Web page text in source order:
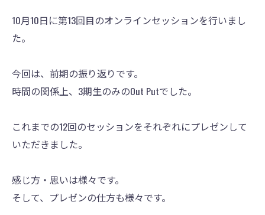
10月10日に第13回目のオンラインセッションを行いまし
た。
今回は、前期の振り返りです。
時間の関係上、3期生のみのOut Putでした。
これまでの12回のセッションをそれぞれにプレゼンして
いただきました。
感じ方・思いは様々です。
そして、プレゼンの仕方も様々です。